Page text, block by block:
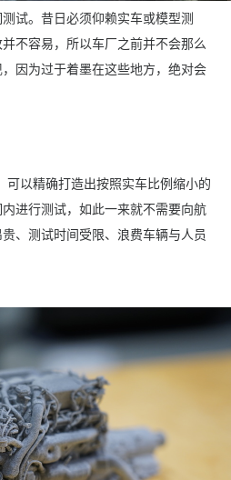
试。昔日必须仰赖实车或模型测
不容易，所以车厂之前并不会那么
因为过于着墨在这些地方，绝对会
可以精确打造出按照实车比例缩小的
进行测试，如此一来就不需要向航
、测试时间受限、浪费车辆与人员